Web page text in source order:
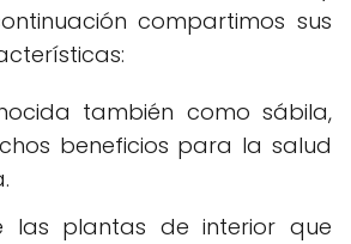
compartimos sus
también como sábila,
beneficios para la salud
las plantas de interior que